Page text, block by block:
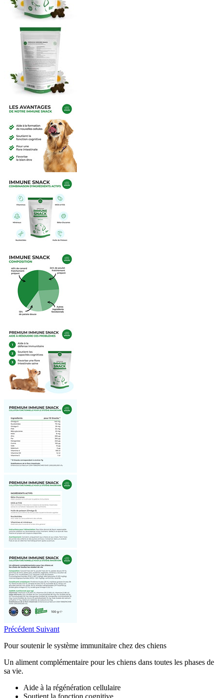
Précédent Suivant
Pour soutenir le système immunitaire chez des chiens
Un aliment complémentaire pour les chiens dans toutes les phases de
sa vie.
Aide à la régénération cellulaire
Soutient la fonction cognitive